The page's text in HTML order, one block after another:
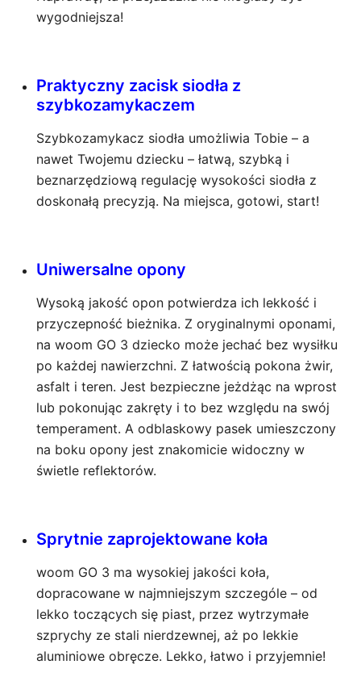
wygodniejsza!
Praktyczny zacisk siodła z
szybkozamykaczem
Szybkozamykacz siodła umożliwia Tobie – a
nawet Twojemu dziecku – łatwą, szybką i
beznarzędziową regulację wysokości siodła z
doskonałą precyzją. Na miejsca, gotowi, start!
Uniwersalne opony
Wysoką jakość opon potwierdza ich lekkość i
przyczepność bieżnika. Z oryginalnymi oponami,
na woom GO 3 dziecko może jechać bez wysiłku
po każdej nawierzchni. Z łatwością pokona żwir,
asfalt i teren. Jest bezpieczne jeżdżąc na wprost
lub pokonując zakręty i to bez względu na swój
temperament. A odblaskowy pasek umieszczony
na boku opony jest znakomicie widoczny w
świetle reflektorów.
Sprytnie zaprojektowane koła
woom GO 3 ma wysokiej jakości koła,
dopracowane w najmniejszym szczególe – od
lekko toczących się piast, przez wytrzymałe
szprychy ze stali nierdzewnej, aż po lekkie
aluminiowe obręcze. Lekko, łatwo i przyjemnie!